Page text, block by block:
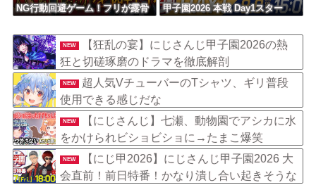
NG行動回避ゲーム！フリが露骨
甲子園2026 本戦 Day1スター
NEW
【狂乱の宴】にじさんじ甲子園2026の熱
狂と切磋琢磨のドラマを徹底解剖
NEW
超人気VチューバーのTシャツ、ギリ普段
使用できる感じだな
NEW
【にじさんじ】七瀬、動物園でアシカに水
をかけられビショビショに→たまこ爆笑
NEW
【にじ甲2026】にじさんじ甲子園2026 大
会直前！前日特番！かなり潰し合い起きそうな